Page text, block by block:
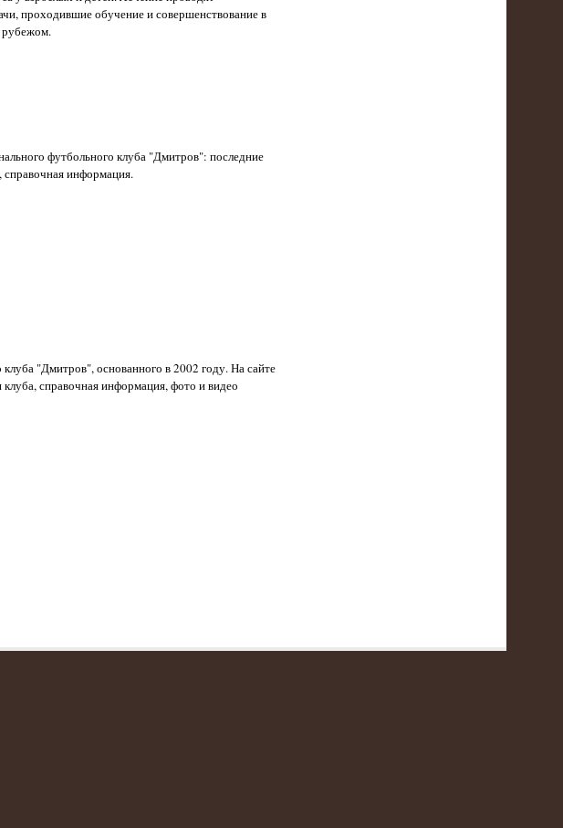
проходившие обучение и совершенствование в
рубежом.
футбольного клуба "Дмитров": последние
справочная информация.
"Дмитров", основанного в 2002 году. На сайте
справочная информация, фото и видео